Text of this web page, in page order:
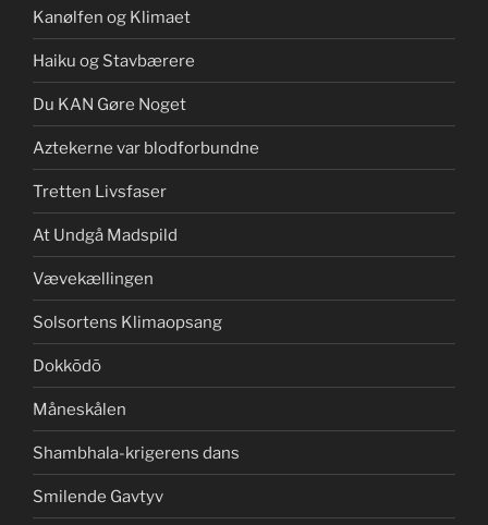
Kanølfen og Klimaet
Haiku og Stavbærere
Du KAN Gøre Noget
Aztekerne var blodforbundne
Tretten Livsfaser
At Undgå Madspild
Vævekællingen
Solsortens Klimaopsang
Dokkōdō
Måneskålen
Shambhala-krigerens dans
Smilende Gavtyv